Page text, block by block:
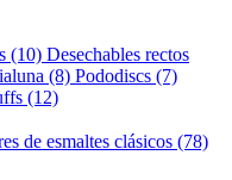
(10) Desechables rectos
(8) Pododiscs (7)
(12)
de esmaltes clásicos (78)